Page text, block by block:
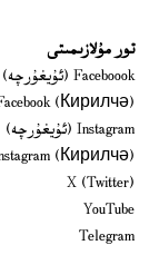
تور مۇلازىمىتى
Faceboook (ئۇيغۇرچە)
(Кирилчә)
Instagram (ئۇيغۇرچە)
(Кирилчә)
X (Twitter)
YouTube
Telegram